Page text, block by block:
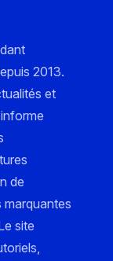
2013.
et
de
site